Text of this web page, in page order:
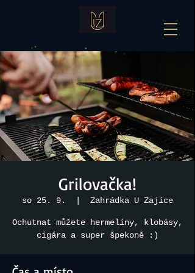
Grilovačka!
so 25. 9. Zahrádka U Zajíce
Ochutnat můžete hermelíny, klobásy,
cigára a super špekoně :)